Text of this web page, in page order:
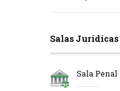
Salas Jurídicas
Sala Penal